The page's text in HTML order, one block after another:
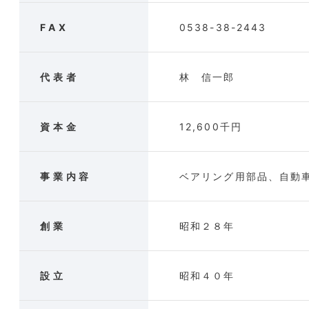
FAX 0538-38-2443
代表者 林 信一郎
資本金 12,600千円
事業内容 ベアリング用部品、自動
創業 昭和２８年
設立 昭和４０年